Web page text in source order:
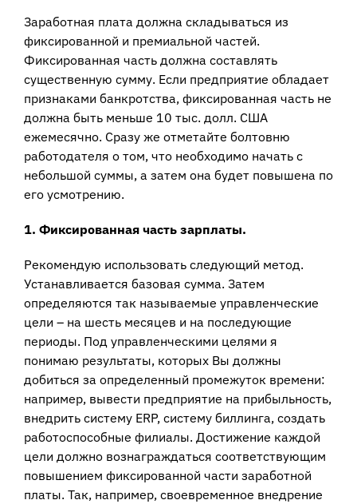
Заработная плата должна складываться из
фиксированной и премиальной частей.
Фиксированная часть должна составлять
существенную сумму. Если предприятие обладает
признаками банкротства, фиксированная часть не
должна быть меньше 10 тыс. долл. США
ежемесячно. Сразу же отметайте болтовню
работодателя о том, что необходимо начать с
небольшой суммы, а затем она будет повышена по
его усмотрению.
1. Фиксированная часть зарплаты.
Рекомендую использовать следующий метод.
Устанавливается базовая сумма. Затем
определяются так называемые управленческие
цели – на шесть месяцев и на последующие
периоды. Под управленческими целями я
понимаю результаты, которых Вы должны
добиться за определенный промежуток времени:
например, вывести предприятие на прибыльность,
внедрить систему ERP, систему биллинга, создать
работоспособные филиалы. Достижение каждой
цели должно вознаграждаться соответствующим
повышением фиксированной части заработной
платы. Так, например, своевременное внедрение